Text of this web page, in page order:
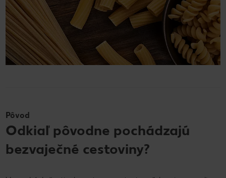
Pôvod
Odkiaľ pôvodne pochádzajú
bezvaječné cestoviny?